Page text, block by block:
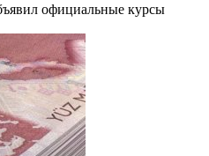
официальные курсы